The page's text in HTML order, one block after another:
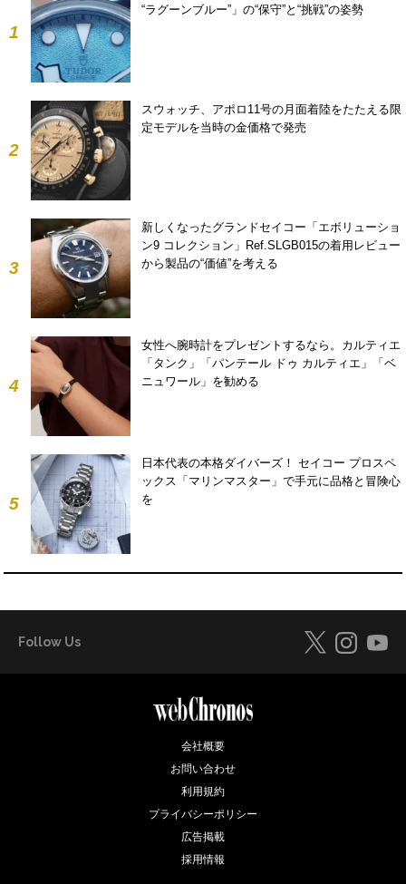
1
“ラグーンブルー”」の“保守”と“挑戦”の姿勢
2
スウォッチ、アポロ11号の月面着陸をたたえる限
定モデルを当時の金価格で発売
3
新しくなったグランドセイコー「エボリューショ
ン9 コレクション」Ref.SLGB015の着用レビュー
から製品の“価値”を考える
4
女性へ腕時計をプレゼントするなら。カルティエ
「タンク」「パンテール ドゥ カルティエ」「ベ
ニュワール」を勧める
5
日本代表の本格ダイバーズ！ セイコー プロスペ
ックス「マリンマスター」で手元に品格と冒険心
を
Follow Us
会社概要
お問い合わせ
利用規約
プライバシーポリシー
広告掲載
採用情報